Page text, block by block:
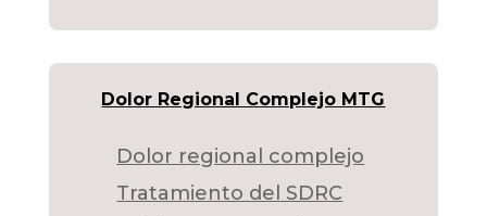
Dolor Regional Complejo MTG
Dolor regional complejo
Tratamiento del SDRC